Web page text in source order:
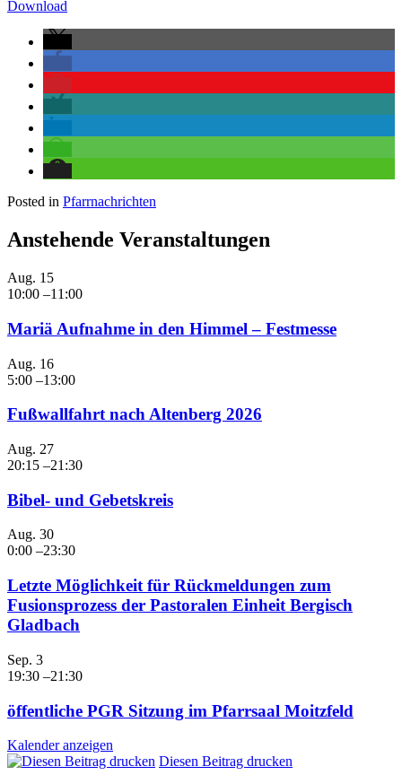
Download
Posted in Pfarrnachrichten
Anstehende Veranstaltungen
Aug. 15
10:00 –11:00
Mariä Aufnahme in den Himmel – Festmesse
Aug. 16
5:00 –13:00
Fußwallfahrt nach Altenberg 2026
Aug. 27
20:15 –21:30
Bibel- und Gebetskreis
Aug. 30
0:00 –23:30
Letzte Möglichkeit für Rückmeldungen zum
Fusionsprozess der Pastoralen Einheit Bergisch
Gladbach
Sep. 3
19:30 –21:30
öffentliche PGR Sitzung im Pfarrsaal Moitzfeld
Kalender anzeigen
Diesen Beitrag drucken